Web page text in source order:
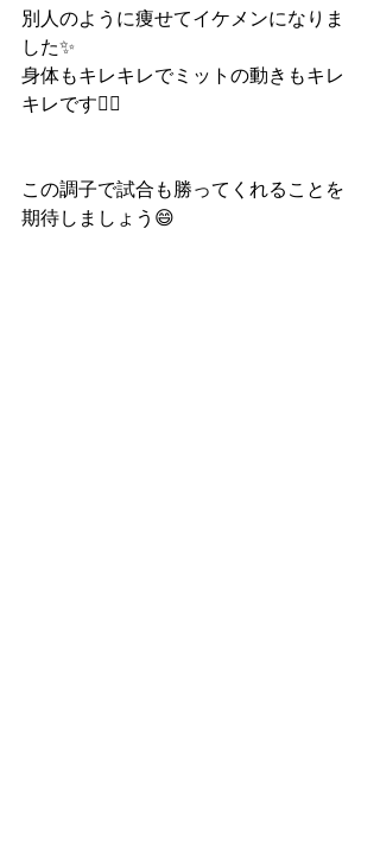
別人のように痩せてイケメンになりま
した✨
身体もキレキレでミットの動きもキレ
キレです👍🏻
この調子で試合も勝ってくれることを
期待しましょう😄